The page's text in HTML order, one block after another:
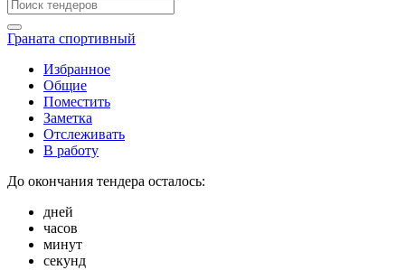
Граната спортивный
Избранное
Общие
Поместить
Заметка
Отслеживать
В работу
До окончания тендера осталось:
дней
часов
минут
секунд